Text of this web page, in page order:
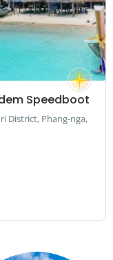
Speedboot
District, Phang-nga,